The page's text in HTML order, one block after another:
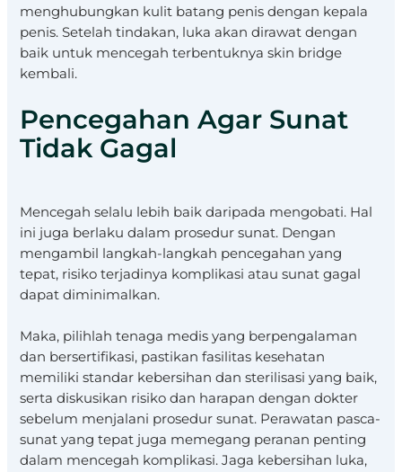
menghubungkan kulit batang penis dengan kepala
penis. Setelah tindakan, luka akan dirawat dengan
baik untuk mencegah terbentuknya skin bridge
kembali.
Pencegahan Agar Sunat
Tidak Gagal
Mencegah selalu lebih baik daripada mengobati. Hal
ini juga berlaku dalam prosedur sunat. Dengan
mengambil langkah-langkah pencegahan yang
tepat, risiko terjadinya komplikasi atau sunat gagal
dapat diminimalkan.
Maka, pilihlah tenaga medis yang berpengalaman
dan bersertifikasi, pastikan fasilitas kesehatan
memiliki standar kebersihan dan sterilisasi yang baik,
serta diskusikan risiko dan harapan dengan dokter
sebelum menjalani prosedur sunat. Perawatan pasca-
sunat yang tepat juga memegang peranan penting
dalam mencegah komplikasi. Jaga kebersihan luka,